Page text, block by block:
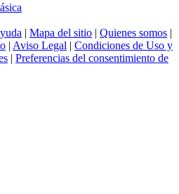
| Mapa del sitio | Quienes somos |
| Aviso Legal | Condiciones de Uso y
| Preferencias del consentimiento de